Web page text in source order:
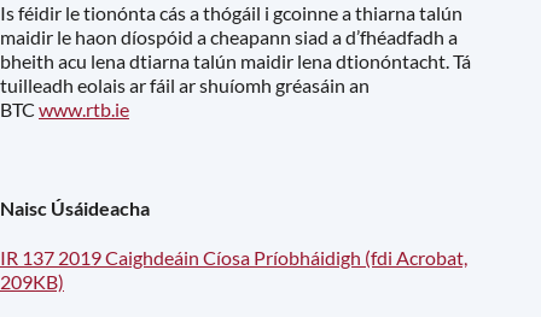
Is féidir le tionónta cás a thógáil i gcoinne a thiarna talún
maidir le haon díospóid a cheapann siad a d’fhéadfadh a
bheith acu lena dtiarna talún maidir lena dtionóntacht. Tá
tuilleadh eolais ar fáil ar shuíomh gréasáin an
BTC www.rtb.ie
Naisc Úsáideacha
IR 137 2019 Caighdeáin Cíosa Príobháidigh (fdi Acrobat,
209KB)